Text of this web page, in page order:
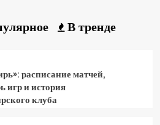
В тренде
расписание матчей,
игр и история
клуба